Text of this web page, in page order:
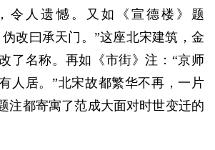
令人遗憾。又如《宣德楼》题
改曰承天门。”这座北宋建筑，金
了名称。再如《市街》注：“京师
人居。”北宋故都繁华不再，一片
注都寄寓了范成大面对时世变迁的